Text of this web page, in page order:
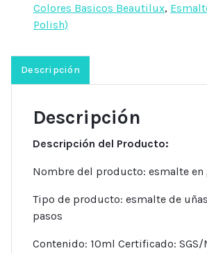
Colores Basicos Beautilux,
Polish)
Descripción
Descripción
Descripción del Producto:
Nombre del producto: esmalte
Tipo de producto: esmalte de
pasos
Contenido: 10ml Certificado: SGS/